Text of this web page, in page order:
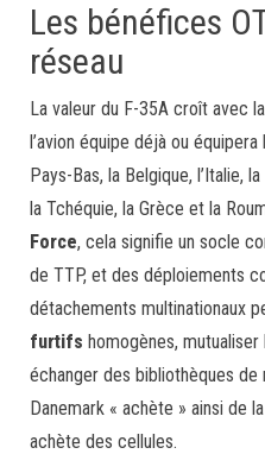
Les bénéfices
réseau
La valeur du F-35A croît avec
l’avion équipe déjà ou
Pays-Bas, la Belgique, l’Italie,
la Tchéquie, la Grèce et la
Force, cela signifie un socle
de TTP, et des déploiements
détachements multinationaux
furtifs homogènes,
échanger des bibliothèques
Danemark « achète » ainsi de
achète des cellules.